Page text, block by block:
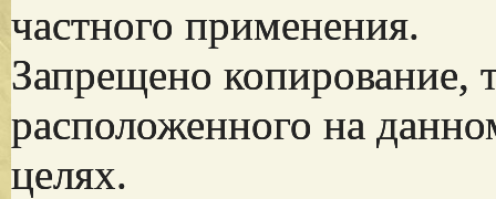
частного применения.
Запрещено копирование,
расположенного на
целях.